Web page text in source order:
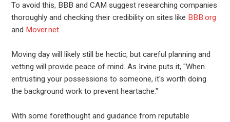
To avoid this, BBB and CAM suggest researching companies
thoroughly and checking their credibility on sites like BBB.org
and Mover.net.
Moving day will likely still be hectic, but careful planning and
vetting will provide peace of mind. As Irvine puts it, "When
entrusting your possessions to someone, it's worth doing
the background work to prevent heartache."
With some forethought and guidance from reputable